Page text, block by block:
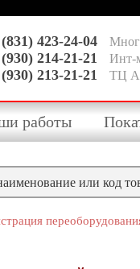
423-24-04
214-21-21 Инт-
213-21-21 ТЦ
работы